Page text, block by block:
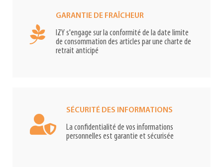
GARANTIE DE FRAÎCHEUR
IZY s'engage sur la conformité de la date limite
de consommation des articles par une charte de
retrait anticipé
SÉCURITÉ DES INFORMATIONS
La confidentialité de vos informations
personnelles est garantie et sécurisée